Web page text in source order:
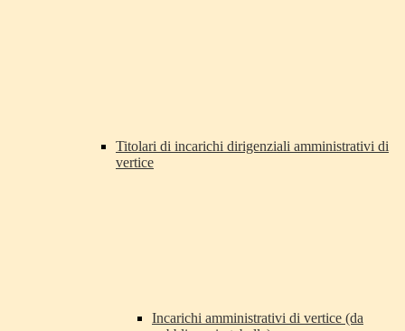
Titolari di incarichi dirigenziali amministrativi di
vertice
Incarichi amministrativi di vertice (da